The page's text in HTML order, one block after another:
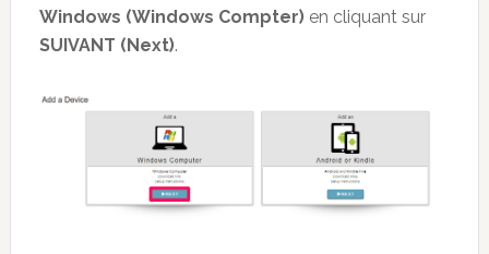
Windows (Windows Compter)en cliquant sur
SUIVANT (Next).